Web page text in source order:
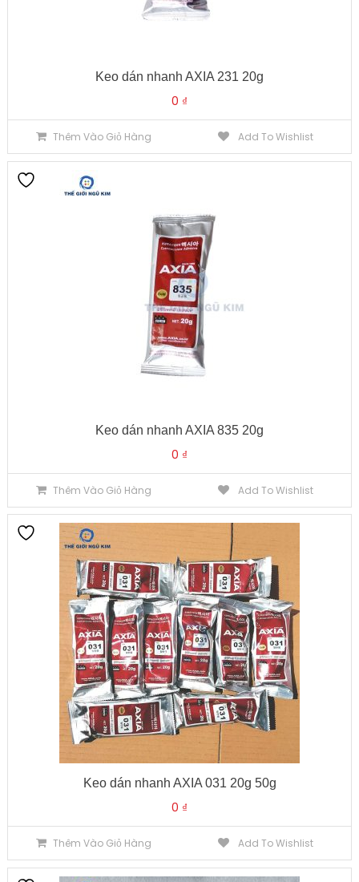
Keo dán nhanh AXIA 231 20g
0 ₫
Thêm Vào Giỏ Hàng Add To Wishlist
Keo dán nhanh AXIA 835 20g
0 ₫
Thêm Vào Giỏ Hàng Add To Wishlist
Keo dán nhanh AXIA 031 20g 50g
0 ₫
Thêm Vào Giỏ Hàng Add To Wishlist